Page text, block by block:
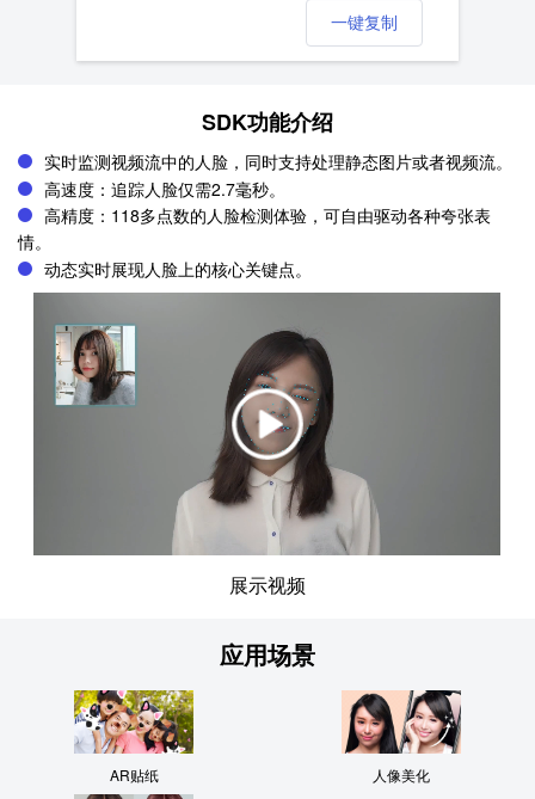
0.4842937,
0.3086843
],
[
0.49077177,
0.31508252
],
0.32106274
],
0.32671767
0.5136633,
0.332275
0.5212555,
0.33811235
],
[
0.528459,
0.3442994
],
0.5363063,
0.5462139,
0.35439423
一键复制
SDK功能介绍
实时监测视频流中的人脸，同时支持处理静态图片或者视频流。
高速度：追踪人脸仅需2.7毫秒。
高精度：118多点数的人脸检测体验，可自由驱动各种夸张表
情。
动态实时展现人脸上的核心关键点。
展示视频
应用场景
AR贴纸 人像美化